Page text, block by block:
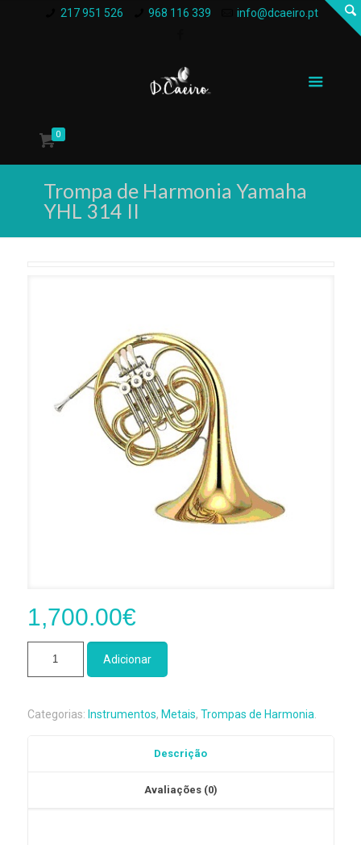
217 951 526 968 116 339 info@dcaeiro.pt
0
Trompa de Harmonia Yamaha
YHL 314 II
1,700.00€
Harmonia
Adicionar
Categorias: Instrumentos, Metais, Trompas de Harmonia
Descrição
Avaliações (0)